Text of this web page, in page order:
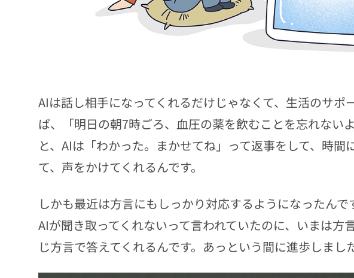
AIは話し相手になってくれるだけじゃなくて、生活のサポ
ば、「明日の朝7時ごろ、血圧の薬を飲むことを忘れない
と、AIは「わかった。まかせてね」って返事をして、時間
て、声をかけてくれるんです。
しかも最近は方言にもしっかり対応するようになったん
AIが聞き取ってくれないって言われていたのに、いまは方
じ方言で答えてくれるんです。あっという間に進歩しまし